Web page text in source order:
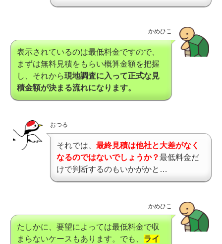
かめひこ
表示されているのは最低料金ですので、
まずは無料見積をもらい概算金額を把握
し、それから現地調査に入って正式な見
積金額が決まる流れになります。
おつる
それでは、 最終見積は他社と大差がなく
なるのではないでしょうか？最低料金だ
けで判断するのもいかがかと…
かめひこ
たしかに、要望によっては最低料金で収
まらないケースもあります。でも、 ライ